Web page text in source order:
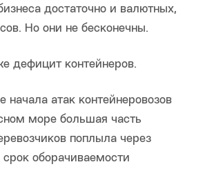
достаточно и валютных,
Но они не бесконечны.
дефицит контейнеров.
начала атак контейнеровозов
море большая часть
поплыла через
оборачиваемости